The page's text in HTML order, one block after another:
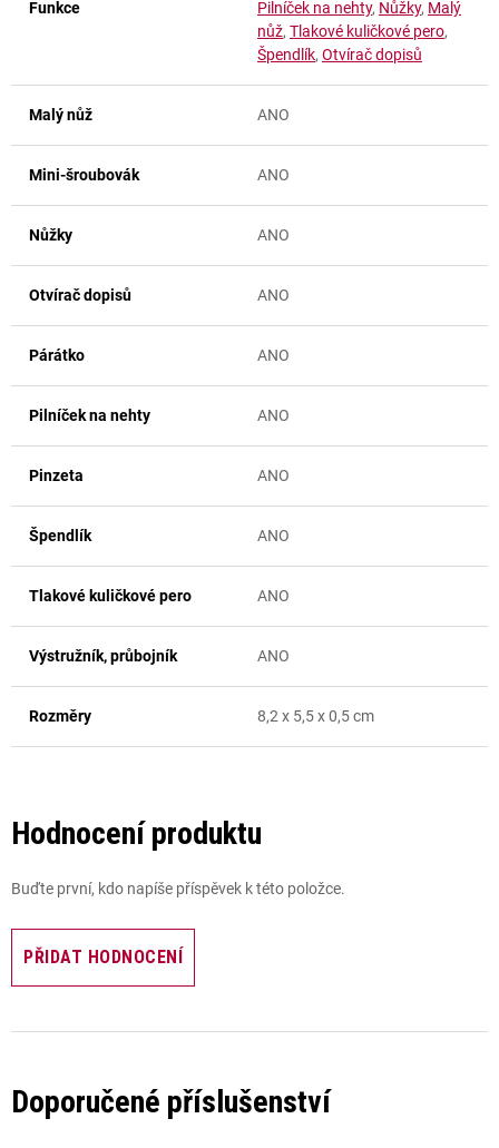
Funkce Pilníček na nehty, Nůžky, Malý
nůž, Tlakové kuličkové pero,
Špendlík, Otvírač dopisů
Malý nůž ANO
Mini-šroubovák ANO
Nůžky ANO
Otvírač dopisů ANO
Párátko ANO
Pilníček na nehty ANO
Pinzeta ANO
Špendlík ANO
Tlakové kuličkové pero ANO
Výstružník, průbojník ANO
Rozměry 8,2 x 5,5 x 0,5 cm
Hodnocení produktu
Buďte první, kdo napíše příspěvek k této položce.
PŘIDAT HODNOCENÍ
Doporučené příslušenství